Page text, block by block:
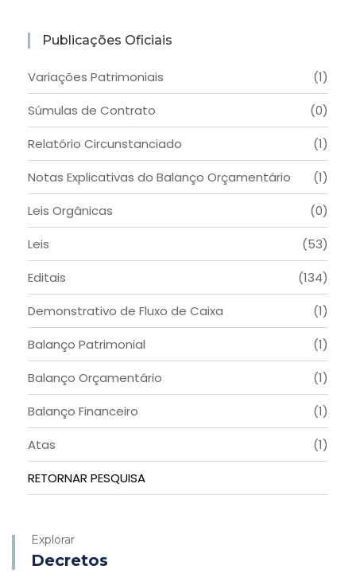
Publicações Oficiais
Variações Patrimoniais
(1)
Súmulas de Contrato
(0)
Relatório Circunstanciado
(1)
Notas Explicativas do Balanço Orçamentário
(1)
Leis Orgânicas
(0)
Leis
(53)
Editais
(134)
Demonstrativo de Fluxo de Caixa
(1)
Balanço Patrimonial
(1)
Balanço Orçamentário
(1)
Balanço Financeiro
(1)
Atas
(1)
RETORNAR PESQUISA
Explorar
Decretos